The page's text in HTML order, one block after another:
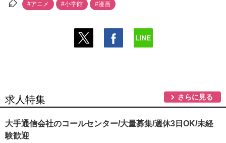
#アニメ #小学館 #漫画
求人特集 さらに見る
大手通信会社のコールセンター/大量募集/週休3日OK/未経
験歓迎